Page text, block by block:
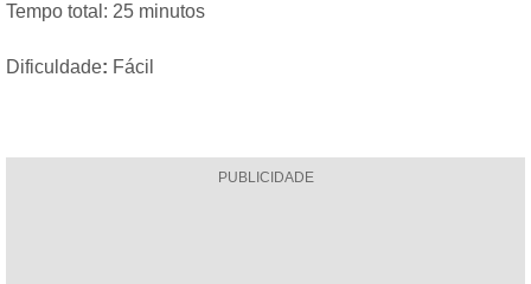
Tempo total: 25 minutos
Dificuldade: Fácil
PUBLICIDADE